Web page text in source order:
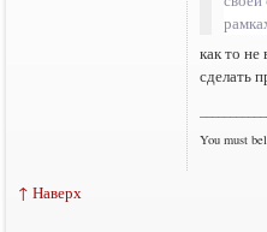
как то
сделать
You must
↑ Наверх